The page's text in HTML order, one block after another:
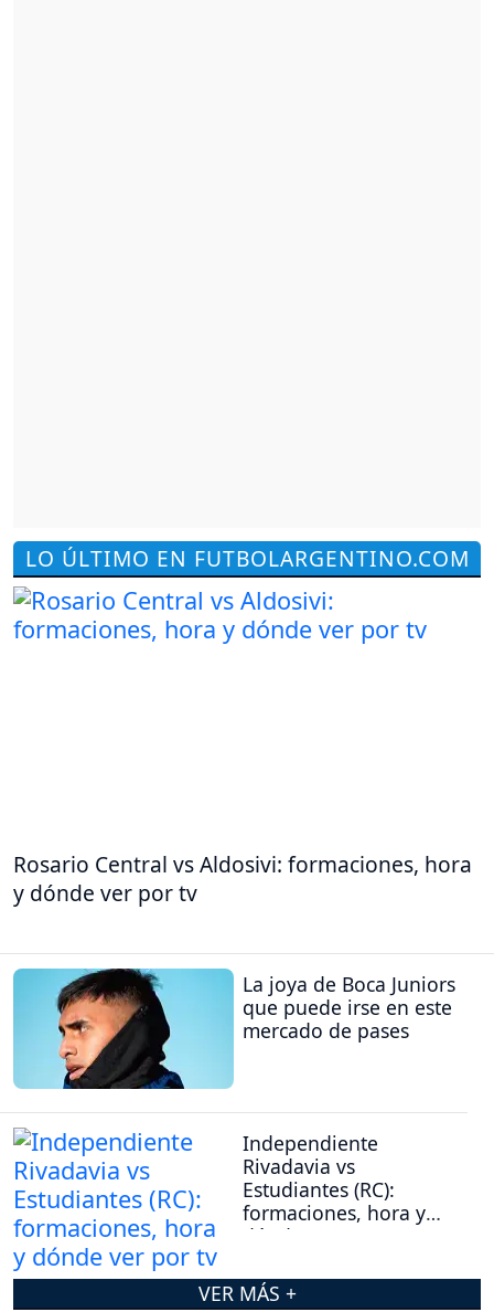
LO ÚLTIMO EN FUTBOLARGENTINO.COM
Rosario Central vs Aldosivi: formaciones, hora
y dónde ver por tv
La joya de Boca Juniors
que puede irse en este
mercado de pases
Independiente
Rivadavia vs
Estudiantes (RC):
formaciones, hora y
dónde ver por tv
VER MÁS +